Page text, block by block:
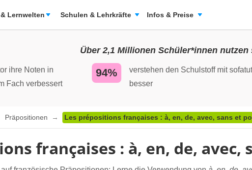
Lernwelten Schulen & Lehrkräfte Infos & Preise
Über 2,1 Millionen Schüler*innen
ihre Noten in
Fach verbessert
94%
verstehen den Schulstoff mit
besser
Präpositionen Les prépositions françaises : à, en, de, avec, sans et
françaises : à, en, de, avec,